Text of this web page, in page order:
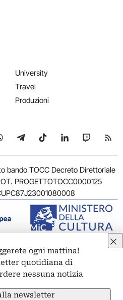
University
Travel
Produzioni
YouTube
su WhatsApp
Seguici su Telegram
Seguici su TikTok
Seguici su
Seguici
bando TOCC Decreto Direttoriale
PROGETTOTOCC0000125
Vittorio Emanuele II, 287 –
dei dati personali
Emanuele II, 287 – 00186 Roma
ogni mattina!
quotidiana di
nessuna notizia
newsletter